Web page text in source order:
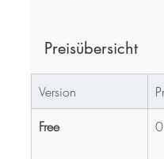
Preisübersicht
Version
Free